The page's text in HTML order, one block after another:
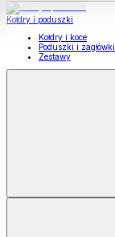
Kołdry i poduszki
Kołdry i koce
Poduszki i zagłówki
Zestawy